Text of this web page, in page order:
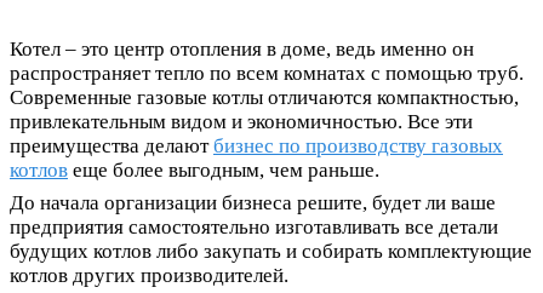
Котел – это центр отопления в доме, ведь именно он
распространяет тепло по всем комнатах с помощью труб.
Современные газовые котлы отличаются компактностью,
привлекательным видом и экономичностью. Все эти
преимущества делаютбизнес по производству газовых
котлов еще более выгодным, чем раньше.
До начала организации бизнеса решите, будет ли ваше
предприятия самостоятельно изготавливать все детали
будущих котлов либо закупать и собирать комплектующие
котлов других производителей.